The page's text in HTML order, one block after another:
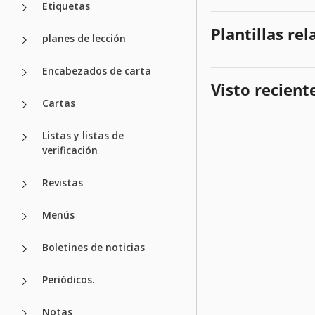
Etiquetas
planes de lección
Encabezados de carta
Cartas
Listas y listas de
verificación
Revistas
Menús
Boletines de noticias
Periódicos.
Notas
Plantillas
Visto